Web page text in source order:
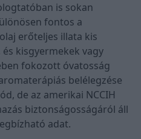
is sokan
fontos a
erőteljes illata kis
kisgyermekek vagy
fokozott óvatosság
belélegzése
de az amerikai NCCIH
biztonságosságáról áll
adat.